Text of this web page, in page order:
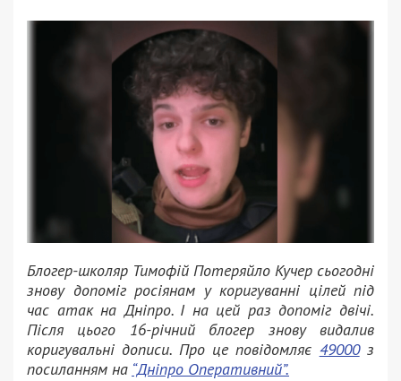
Блогер-школяр Тимофій Потеряйло Кучер сьогодні
знову допоміг росіянам у коригуванні цілей під
час атак на Дніпро. І на цей раз допоміг двічі.
Після цього 16-річний блогер знову видалив
коригувальні дописи. Про це повідомляє 49000з
посиланням на “Дніпро Оперативний”.